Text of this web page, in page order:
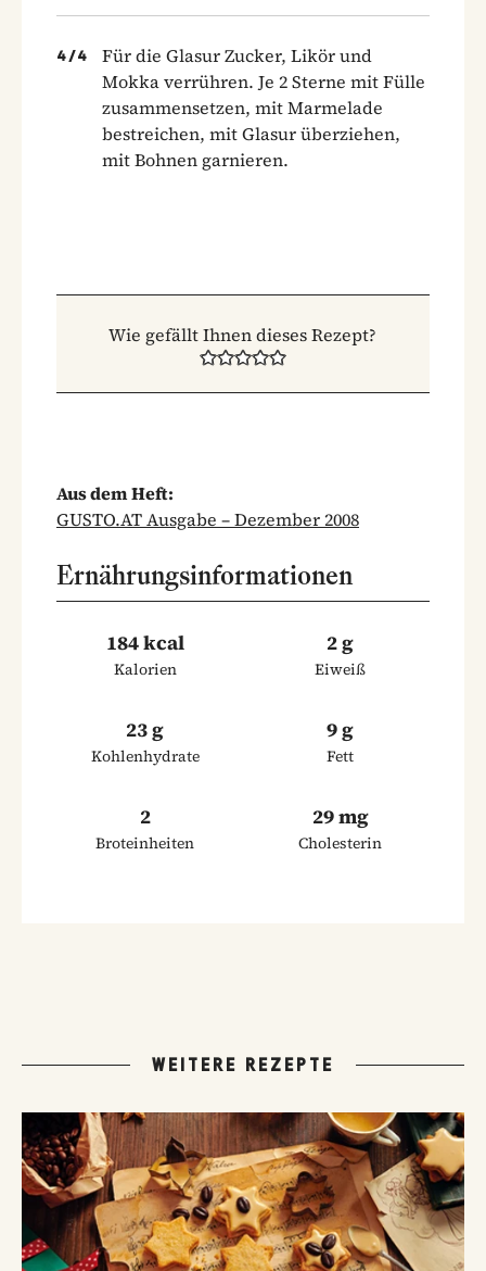
4 /4
Für die Glasur Zucker, Likör und
Mokka verrühren. Je 2 Sterne mit Fülle
zusammensetzen, mit Marmelade
bestreichen, mit Glasur überziehen,
mit Bohnen garnieren.
Wie gefällt Ihnen dieses Rezept?
Aus dem Heft:
GUSTO.AT Ausgabe – Dezember 2008
Ernährungsinformationen
184 kcal
Kalorien
2 g
Eiweiß
23 g
Kohlenhydrate
9 g
Fett
2
Broteinheiten
29 mg
Cholesterin
WEITERE REZEPTE